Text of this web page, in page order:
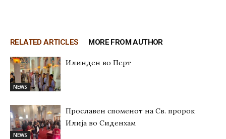
RELATED ARTICLES MORE FROM AUTHOR
NEWS
Илинден во Перт
NEWS
Прославен споменот на Св. пророк
Илија во Сиденхам